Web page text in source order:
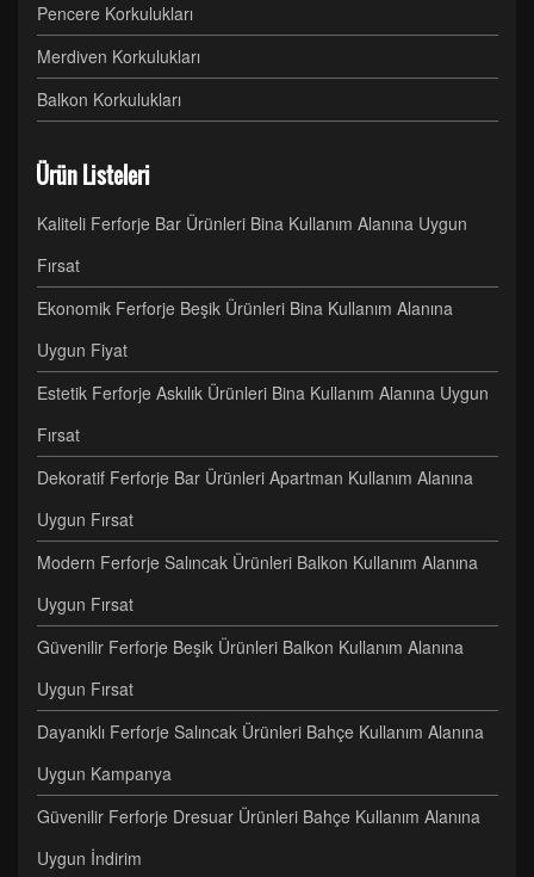
Pencere Korkulukları
Merdiven Korkulukları
Balkon Korkulukları
Ürün Listeleri
Kaliteli Ferforje Bar Ürünleri Bina Kullanım Alanına Uygun
Fırsat
Ekonomik Ferforje Beşik Ürünleri Bina Kullanım Alanına
Uygun Fiyat
Estetik Ferforje Askılık Ürünleri Bina Kullanım Alanına Uygun
Fırsat
Dekoratif Ferforje Bar Ürünleri Apartman Kullanım Alanına
Uygun Fırsat
Modern Ferforje Salıncak Ürünleri Balkon Kullanım Alanına
Uygun Fırsat
Güvenilir Ferforje Beşik Ürünleri Balkon Kullanım Alanına
Uygun Fırsat
Dayanıklı Ferforje Salıncak Ürünleri Bahçe Kullanım Alanına
Uygun Kampanya
Güvenilir Ferforje Dresuar Ürünleri Bahçe Kullanım Alanına
Uygun İndirim